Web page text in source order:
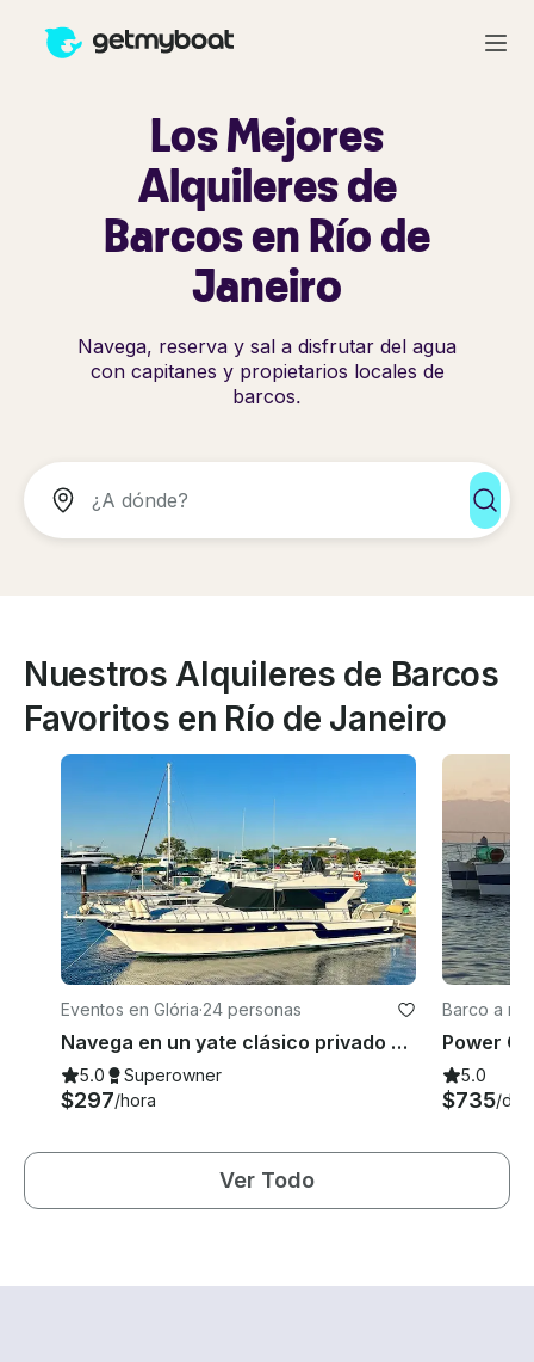
Los Mejores
Alquileres de
Barcos en Río de
Janeiro
Navega, reserva y sal a disfrutar del agua
con capitanes y propietarios locales de
barcos.
Nuestros Alquileres de Barcos
Favoritos en Río de Janeiro
Eventos en Glória·24 personas
Navega en un yate clásico privado en Río de Janeiro: Carbras Mar «Columbia» de 55 pies
5.0 Superowner
$297/hora
Barco a
Power
5.0
$735/día
Ver Todo